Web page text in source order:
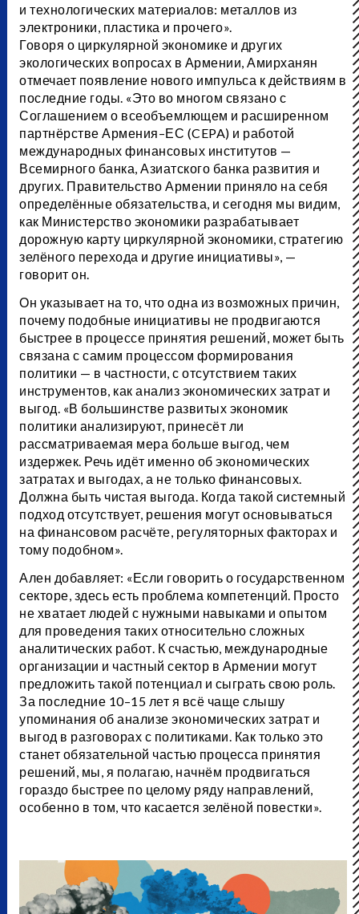
и технологических материалов: металлов из
электроники, пластика и прочего».
Говоря о циркулярной экономике и других
экологических вопросах в Армении, Амирханян
отмечает появление нового импульса к действиям в
последние годы. «Это во многом связано с
Соглашением о всеобъемлющем и расширенном
партнёрстве Армения–ЕС (CEPA) и работой
международных финансовых институтов —
Всемирного банка, Азиатского банка развития и
других. Правительство Армении приняло на себя
определённые обязательства, и сегодня мы видим,
как Министерство экономики разрабатывает
дорожную карту циркулярной экономики, стратегию
зелёного перехода и другие инициативы», —
говорит он.
Он указывает на то, что одна из возможных причин,
почему подобные инициативы не продвигаются
быстрее в процессе принятия решений, может быть
связана с самим процессом формирования
политики — в частности, с отсутствием таких
инструментов, как анализ экономических затрат и
выгод. «В большинстве развитых экономик
политики анализируют, принесёт ли
рассматриваемая мера больше выгод, чем
издержек. Речь идёт именно об экономических
затратах и выгодах, а не только финансовых.
Должна быть чистая выгода. Когда такой системный
подход отсутствует, решения могут основываться
на финансовом расчёте, регуляторных факторах и
тому подобном».
Ален добавляет: «Если говорить о государственном
секторе, здесь есть проблема компетенций. Просто
не хватает людей с нужными навыками и опытом
для проведения таких относительно сложных
аналитических работ. К счастью, международные
организации и частный сектор в Армении могут
предложить такой потенциал и сыграть свою роль.
За последние 10–15 лет я всё чаще слышу
упоминания об анализе экономических затрат и
выгод в разговорах с политиками. Как только это
станет обязательной частью процесса принятия
решений, мы, я полагаю, начнём продвигаться
гораздо быстрее по целому ряду направлений,
особенно в том, что касается зелёной повестки».